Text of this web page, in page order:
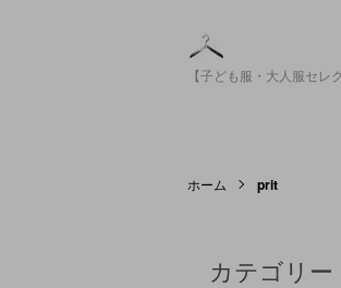
【子ども服・大人服セレ
ホーム prit
カテゴリー